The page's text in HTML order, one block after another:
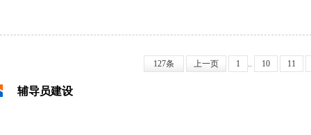
127条 上一页 1 .. 10 11
辅导员建设